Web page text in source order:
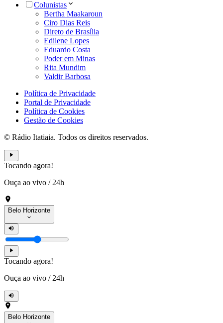
Colunistas
Bertha Maakaroun
Ciro Dias Reis
Direto de Brasília
Edilene Lopes
Eduardo Costa
Poder em Minas
Rita Mundim
Valdir Barbosa
Política de Privacidade
Portal de Privacidade
Política de Cookies
Gestão de Cookies
© Rádio Itatiaia. Todos os direitos reservados.
Tocando agora!
Ouça ao vivo / 24h
Belo Horizonte
Tocando agora!
Ouça ao vivo / 24h
Belo Horizonte